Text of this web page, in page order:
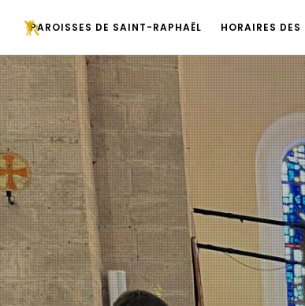
PAROISSES DE SAINT-RAPHAËL HORAIRES DES